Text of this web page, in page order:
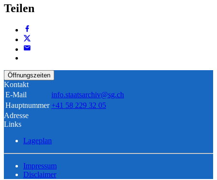
Teilen
Öffnungszeiten
Kontakt
E-Mail
info.staatsarchiv@sg.ch
Hauptnummer +41 58 229 32 05
Adresse
Links
Lageplan
Impressum
Disclaimer